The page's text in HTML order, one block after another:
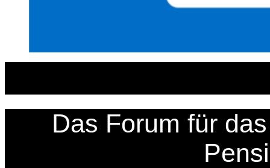
Das Forum für